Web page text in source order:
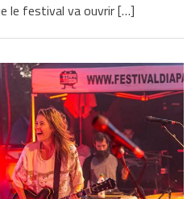
le festival va ouvrir […]